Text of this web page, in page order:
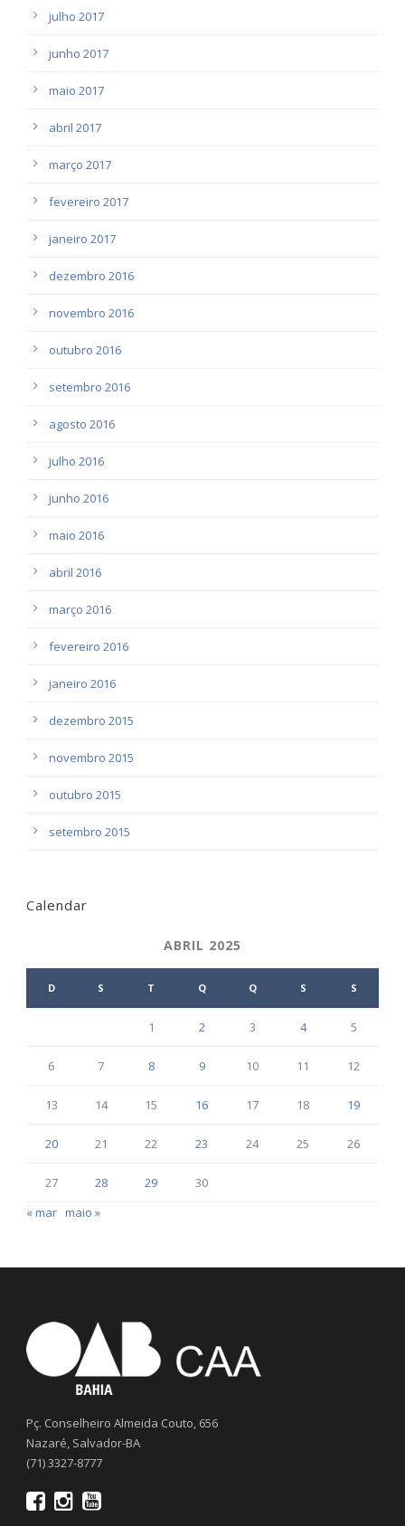
julho 2017
junho 2017
maio 2017
abril 2017
março 2017
fevereiro 2017
janeiro 2017
dezembro 2016
novembro 2016
outubro 2016
setembro 2016
agosto 2016
julho 2016
junho 2016
maio 2016
abril 2016
março 2016
fevereiro 2016
janeiro 2016
dezembro 2015
novembro 2015
outubro 2015
setembro 2015
Calendar
ABRIL 2025
D S T Q Q S S
1 2 3 4 5
6 7 8 9 10 11 12
13 14 15 16 17 18 19
20 21 22 23 24 25 26
27 28 29
30
« mar maio »
Pç. Conselheiro Almeida Couto, 656
Nazaré, Salvador-BA
(71) 3327-8777